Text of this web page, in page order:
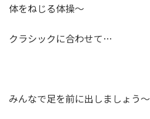
体をねじる体操～
クラシックに合わせて…
みんなで足を前に出しましょう～